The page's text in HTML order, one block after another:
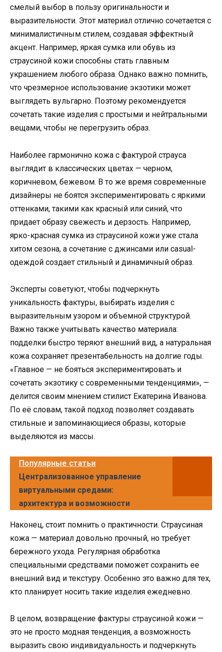
смелый выбор в пользу оригинальности и
выразительности. Этот материал отлично сочетается с
минималистичным стилем, создавая эффектный
акцент. Например, яркая сумка или обувь из
страусиной кожи способны стать главным
украшением любого образа. Однако важно помнить,
что чрезмерное использование экзотики может
выглядеть вульгарно. Поэтому рекомендуется
сочетать такие изделия с простыми и нейтральными
вещами, чтобы не перегрузить образ.
Наиболее гармонично кожа с фактурой страуса
выглядит в классических цветах — черном,
коричневом, бежевом. В то же время современные
дизайнеры не боятся экспериментировать с яркими
оттенками, такими как красный или синий, что
придает образу свежесть и дерзость. Например,
ярко-красная сумка из страусиной кожи уже стала
хитом сезона, а сочетание с джинсами или casual-
одеждой создает стильный и динамичный образ.
Эксперты советуют, чтобы подчеркнуть
уникальность фактуры, выбирать изделия с
выразительным узором и объемной структурой.
Важно также учитывать качество материала:
подделки быстро теряют внешний вид, а натуральная
кожа сохраняет презентабельность на долгие годы.
«Главное — не бояться экспериментировать и
сочетать экзотику с современными тенденциями», —
делится своим мнением стилист Екатерина Иванова.
По её словам, такой подход позволяет создавать
стильные и запоминающиеся образы, которые
выделяются из массы.
Популярные статьи
Централизованное управление
виртуальными средами:
архитектура и возможности
Наконец, стоит помнить о практичности. Страусиная
кожа — материал довольно прочный, но требует
бережного ухода. Регулярная обработка
специальными средствами поможет сохранить ее
внешний вид и текстуру. Особенно это важно для тех,
кто планирует носить такие изделия ежедневно.
В целом, возвращение фактуры страусиной кожи —
это не просто модная тенденция, а возможность
выразить свою индивидуальность и подчеркнуть